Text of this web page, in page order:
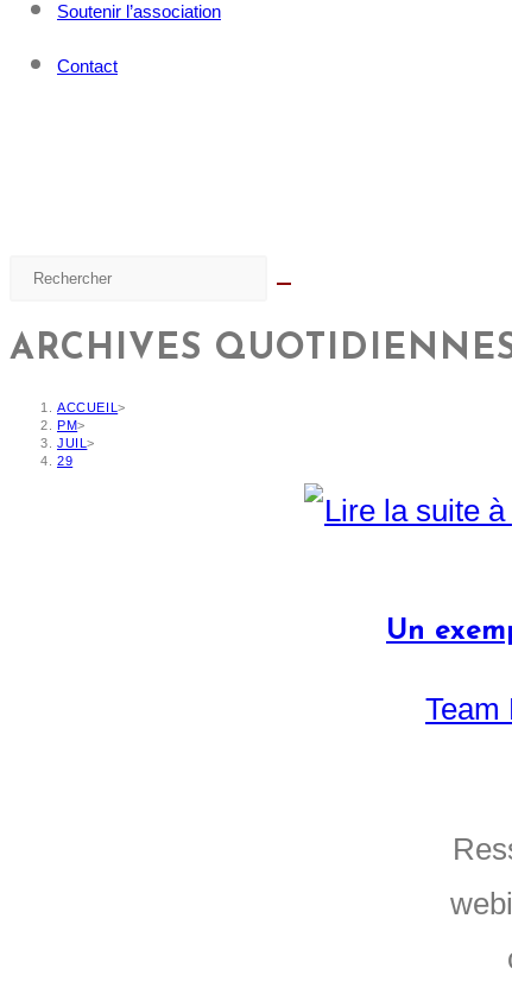
Soutenir l’association
Contact
ARCHIVES
ACCUEIL>
PM>
JUIL>
29
Un
Team